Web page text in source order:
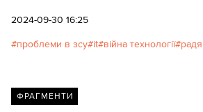
народної депутатки до
нею тема справді є проблемною у
2024-09-30 16:25
проблеми в зсу it війна технології
ФРАГМЕНТИ